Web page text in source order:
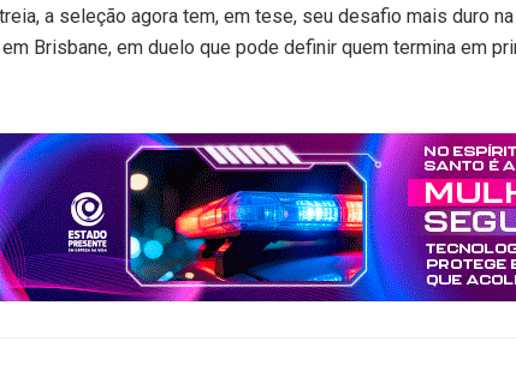
a seleção agora tem, em tese, seu desafio mais duro
Brisbane, em duelo que pode definir quem termina em